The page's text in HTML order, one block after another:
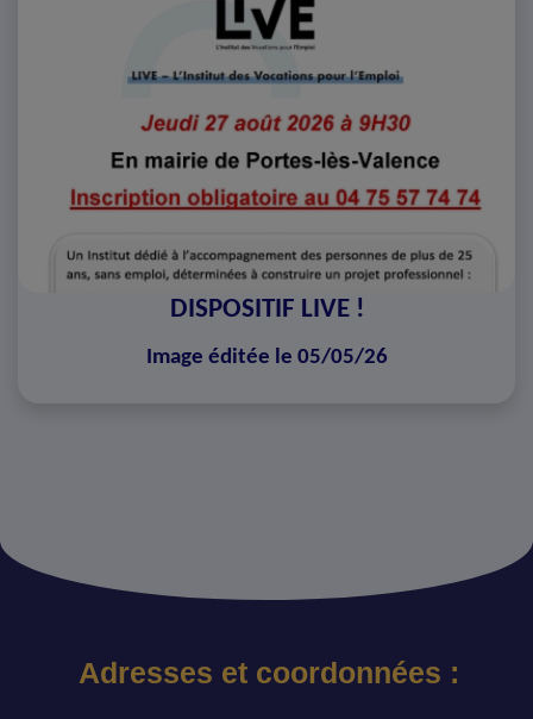
DISPOSITIF LIVE !
Image éditée le 05/05/26
Adresses et coordonnées :